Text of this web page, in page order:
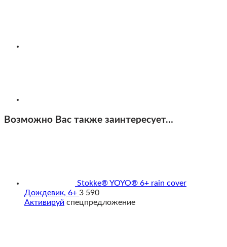
Возможно Вас также заинтересует…
Stokke® YOYO® 6+ rain cover
Дождевик, 6+ 3 590
Активируй спецпредложение